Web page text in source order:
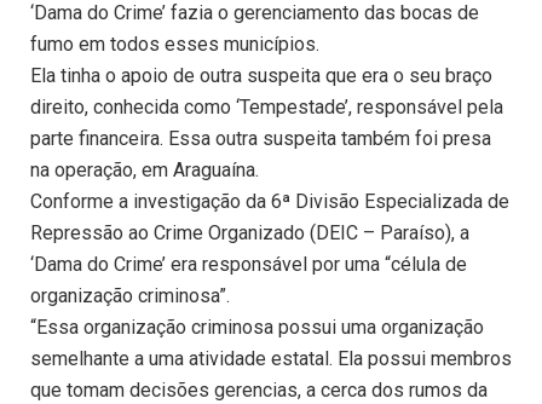
‘Dama do Crime’ fazia o gerenciamento das bocas de
fumo em todos esses municípios.
Ela tinha o apoio de outra suspeita que era o seu braço
direito, conhecida como ‘Tempestade’, responsável pela
parte financeira. Essa outra suspeita também foi presa
na operação, em Araguaína.
Conforme a investigação da 6ª Divisão Especializada de
Repressão ao Crime Organizado (DEIC – Paraíso), a
‘Dama do Crime’ era responsável por uma “célula de
organização criminosa”.
“Essa organização criminosa possui uma organização
semelhante a uma atividade estatal. Ela possui membros
que tomam decisões gerencias, a cerca dos rumos da